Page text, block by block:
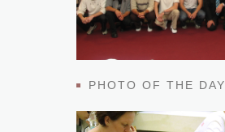
PHOTO OF THE DAY